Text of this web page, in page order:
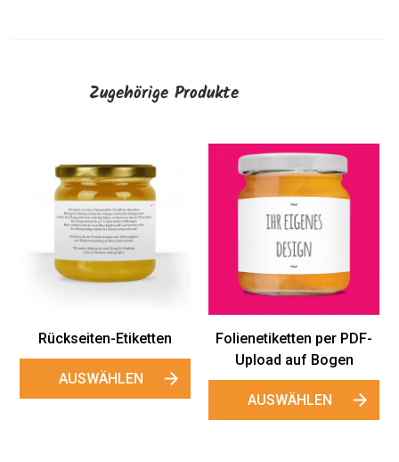
Zugehörige Produkte
Rückseiten-Etiketten
AUSWÄHLEN
Folienetiketten per PDF-
Upload auf Bogen
AUSWÄHLEN